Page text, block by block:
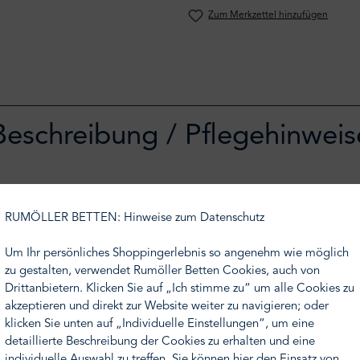
Zum Merkzettel hinzufügen
/
wird per Hand gearbeitet. Der Aufbewahrungskorb
vielen Farben erhätlich. Jede Aufbewahrung "Jota" ist
neben dem Sofa, Sessel oder Schreibtisch. Es ist leicht
Lederfarben fertigen lassen. Dieses Produkt
Vorlaufzeit von 6-8 Wochen.
Sie Ihren Beratungstermin einfach telefonisch unter der
RUMÖLLER BETTEN: Hinweise zum Datenschutz
Um Ihr persönliches Shoppingerlebnis so angenehm wie möglich
zu gestalten, verwendet Rumöller Betten Cookies, auch von
Drittanbietern. Klicken Sie auf „Ich stimme zu“ um alle Cookies zu
akzeptieren und direkt zur Website weiter zu navigieren; oder
klicken Sie unten auf „Individuelle Einstellungen“, um eine
detaillierte Beschreibung der Cookies zu erhalten und eine